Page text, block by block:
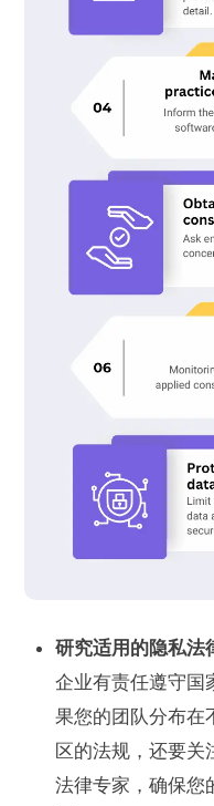
研究适用的隐私法
企业有责任遵守国
果您的团队分布在
区的法规，还要关
法律专家，确保您